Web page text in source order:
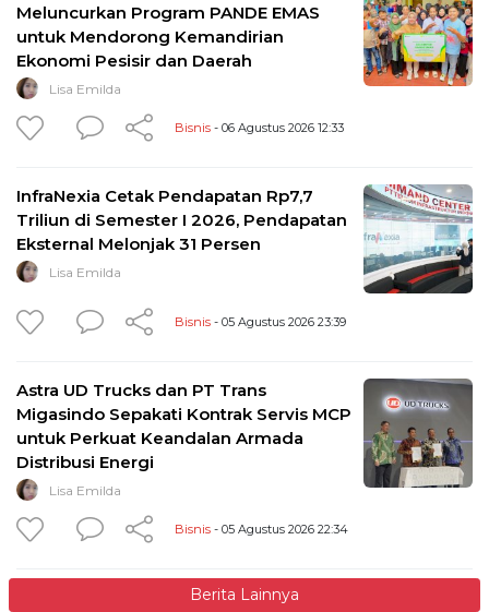
Meluncurkan Program PANDE EMAS
untuk Mendorong Kemandirian
Ekonomi Pesisir dan Daerah
Lisa Emilda
Bisnis - 06 Agustus 2026 12:33
InfraNexia Cetak Pendapatan Rp7,7
Triliun di Semester I 2026, Pendapatan
Eksternal Melonjak 31 Persen
Lisa Emilda
Bisnis - 05 Agustus 2026 23:39
Astra UD Trucks dan PT Trans
Migasindo Sepakati Kontrak Servis MCP
untuk Perkuat Keandalan Armada
Distribusi Energi
Lisa Emilda
Bisnis - 05 Agustus 2026 22:34
Berita Lainnya